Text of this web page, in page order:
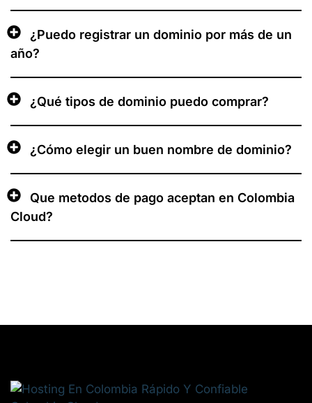
¿Puedo registrar un dominio por más de un
año?
¿Qué tipos de dominio puedo comprar?
¿Cómo elegir un buen nombre de dominio?
Que metodos de pago aceptan en Colombia
Cloud?